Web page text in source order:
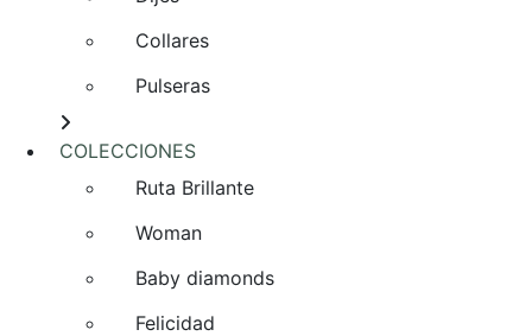
Collares
Pulseras
COLECCIONES
Ruta Brillante
Woman
Baby diamonds
Felicidad